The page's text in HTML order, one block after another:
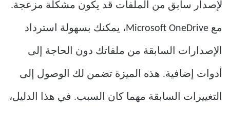
لإصدار سابق من الملفات قد يكون مشكلة مزعجة.
مع Microsoft OneDrive، يمكنك بسهولة استرداد
الإصدارات السابقة من ملفاتك دون الحاجة إلى
أدوات إضافية. هذه الميزة تضمن لك الوصول إلى
التغييرات السابقة مهما كان السبب. في هذا الدليل،